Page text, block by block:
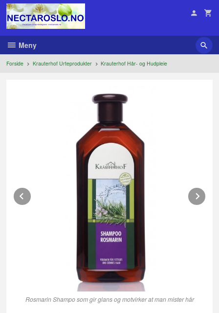
Gå
innholdet
Meny
Forside Krauterhof Urteprodukter Krauterhof Hår- og Hudpleie
Rosmarin Shampo som gir glans og motvirker at man mister hår
Prev